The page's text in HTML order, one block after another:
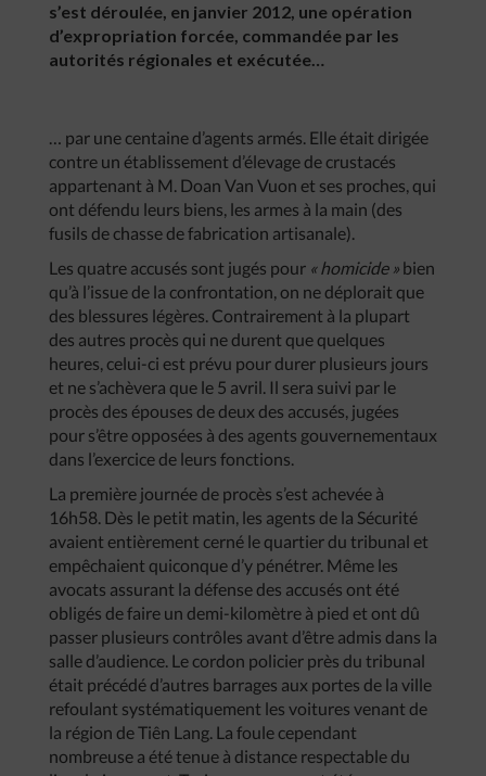
s’est déroulée, en janvier 2012, une opération
d’expropriation forcée, commandée par les
autorités régionales et exécutée…
… par une centaine d’agents armés. Elle était dirigée
contre un établissement d’élevage de crustacés
appartenant à M. Doan Van Vuon et ses proches, qui
ont défendu leurs biens, les armes à la main (des
fusils de chasse de fabrication artisanale).
Les quatre accusés sont jugés pour « homicide » bien
qu’à l’issue de la confrontation, on ne déplorait que
des blessures légères. Contrairement à la plupart
des autres procès qui ne durent que quelques
heures, celui-ci est prévu pour durer plusieurs jours
et ne s’achèvera que le 5 avril. Il sera suivi par le
procès des épouses de deux des accusés, jugées
pour s’être opposées à des agents gouvernementaux
dans l’exercice de leurs fonctions.
La première journée de procès s’est achevée à
16h58. Dès le petit matin, les agents de la Sécurité
avaient entièrement cerné le quartier du tribunal et
empêchaient quiconque d’y pénétrer. Même les
avocats assurant la défense des accusés ont été
obligés de faire un demi-kilomètre à pied et ont dû
passer plusieurs contrôles avant d’être admis dans la
salle d’audience. Le cordon policier près du tribunal
était précédé d’autres barrages aux portes de la ville
refoulant systématiquement les voitures venant de
la région de Tiên Lang. La foule cependant
nombreuse a été tenue à distance respectable du